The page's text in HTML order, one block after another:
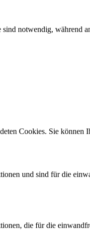
notwendig, während
Cookies. Sie können
und sind für die
die für die